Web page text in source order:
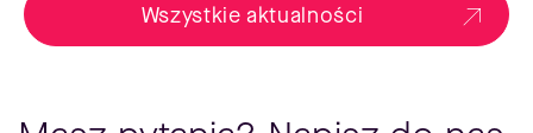
Wszystkie aktualności